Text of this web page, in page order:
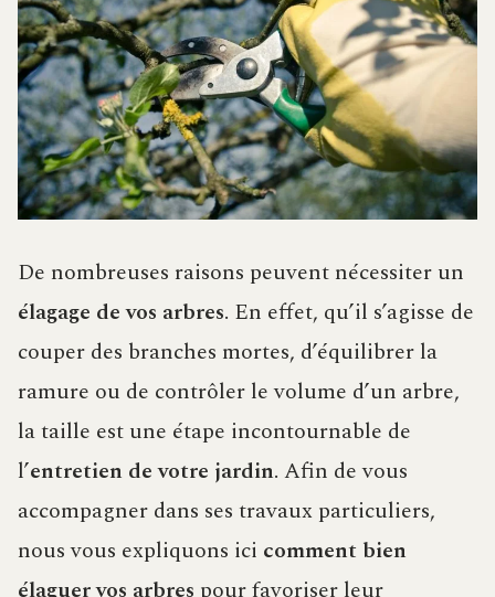
De nombreuses raisons peuvent nécessiter un
élagage de vos arbres. En effet, qu’il s’agisse de
couper des branches mortes, d’équilibrer la
ramure ou de contrôler le volume d’un arbre,
la taille est une étape incontournable de
l’entretien de votre jardin. Afin de vous
accompagner dans ses travaux particuliers,
nous vous expliquons ici comment bien